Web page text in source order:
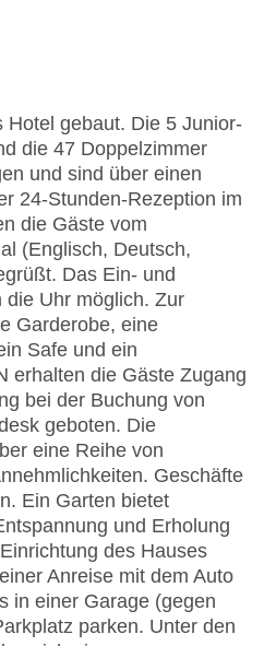
Hotel gebaut. Die 5 Junior-
die 47 Doppelzimmer
und sind über einen
24-Stunden-Rezeption im
die Gäste vom
(Englisch, Deutsch,
Das Ein- und
Uhr möglich. Zur
Garderobe, eine
Safe und ein
erhalten die Gäste Zugang
bei der Buchung von
geboten. Die
eine Reihe von
Geschäfte
Ein Garten bietet
und Erholung
des Hauses
Anreise mit dem Auto
in einer Garage (gegen
parken. Unter den